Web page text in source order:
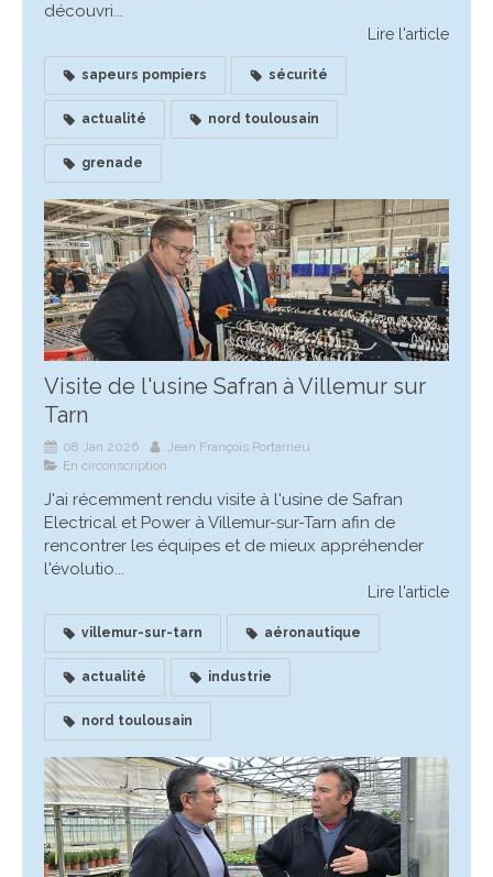
découvri...
Lire l'article
sapeurs pompiers sécurité
actualité nord toulousain
grenade
Visite de l'usine Safran à Villemur sur
Tarn
08 Jan 2026
Jean François Portarrieu
En circonscription
J'ai récemment rendu visite à l'usine de Safran
Electrical et Power à Villemur-sur-Tarn afin de
rencontrer les équipes et de mieux appréhender
l'évolutio...
Lire l'article
villemur-sur-tarn aéronautique
actualité industrie
nord toulousain